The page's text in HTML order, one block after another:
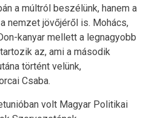
a múltról beszélünk, hanem a
nemzet jövőjéről is. Mohács,
kanyar mellett a legnagyobb
az, ami a második
történt velünk,
Csaba.
volt Magyar Politikai